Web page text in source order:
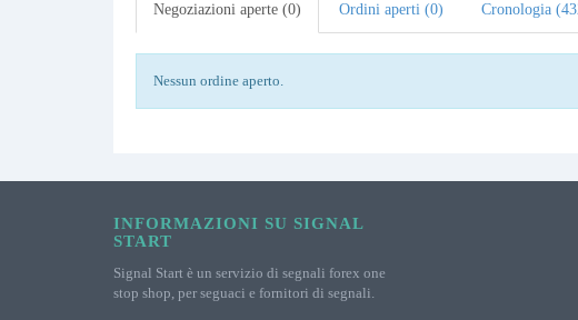
Negoziazioni aperte (0) Ordini aperti (0) Cronologia
Nessun ordine aperto.
INFORMAZIONI SU SIGNAL
START
Signal Start è un servizio di segnali forex one
stop shop, per seguaci e fornitori di segnali.